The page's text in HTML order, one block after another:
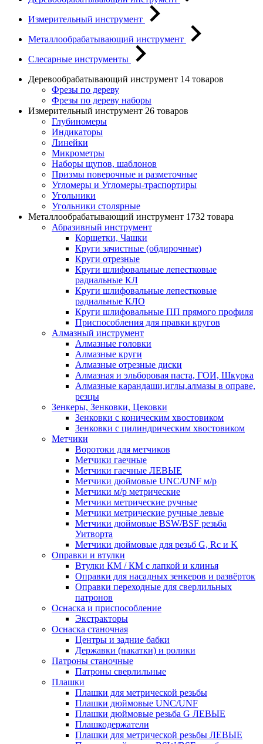
Измерительный инструмент
Металлообрабатывающий инструмент
Слесарные инструменты
Деревообрабатывающий инструмент 14 товаров
Фрезы по дереву
Фрезы по дереву наборы
Измерительный инструмент 26 товаров
Глубиномеры
Индикаторы
Линейки
Микрометры
Наборы щупов, шаблонов
Призмы поверочные и разметочные
Угломеры и Угломеры-траспортиры
Угольники
Угольники столярные
Металлообрабатывающий инструмент 1732 товара
Абразивный инструмент
Корщетки, Чашки
Круги зачистные (обдирочные)
Круги отрезные
Круги шлифовальные лепестковые
радиальные КЛ
Круги шлифовальные лепестковые
радиальные КЛО
Круги шлифовальные ПП прямого профиля
Приспособления для правки кругов
Алмазный инструмент
Алмазные головки
Алмазные круги
Алмазные отрезные диски
Алмазная и эльборовая паста, ГОИ, Шкурка
Алмазные карандаши,иглы,алмазы в оправе,
резцы
Зенкеры, Зенковки, Цековки
Зенковки с коническим хвостовиком
Зенковки с цилиндрическим хвостовиком
Метчики
Воротоки для метчиков
Метчики гаечные
Метчики гаечные ЛЕВЫЕ
Метчики дюймовые UNC/UNF м/р
Метчики м/р метрические
Метчики метрические ручные
Метчики метрические ручные левые
Метчики дюймовые BSW/BSF резьба
Уитворта
Метчики дюймовые для резьб G, Rc и K
Оправки и втулки
Втулки КМ / КМ с лапкой и клинья
Оправки для насадных зенкеров и развёрток
Оправки переходные для сверлильных
патронов
Оснаска и приспособление
Экстракторы
Оснаска станочная
Центры и задние бабки
Державки (накатки) и ролики
Патроны станочные
Патроны сверлильные
Плашки
Плашки для метрической резьбы
Плашки дюймовые UNC/UNF
Плашки дюймовые резьба G ЛЕВЫЕ
Плашкодержатели
Плашки для метрической резьбы ЛЕВЫЕ